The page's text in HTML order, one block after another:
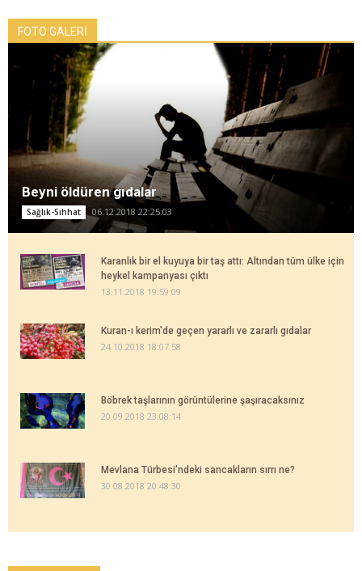
FOTO GALERİ
Beyni öldüren gıdalar
Sağlık-Sıhhat 06.12.2018 22:25:03
Karanlık bir el kuyuya bir taş attı: Altından tüm ülke için
heykel kampanyası çıktı
13.11.2018 19:59:09
Kuran-ı kerim'de geçen yararlı ve zararlı gıdalar
24.10.2018 18:07:58
Böbrek taşlarının görüntülerine şaşıracaksınız
20.09.2018 23:08:14
Mevlana Türbesi'ndeki sancakların sırrı ne?
30.08.2018 20:48:30